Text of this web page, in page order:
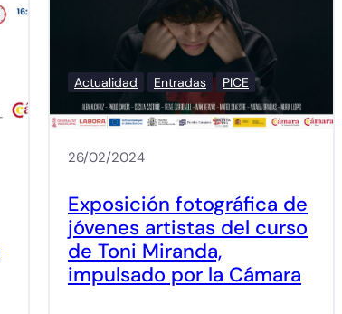
Actualidad Entradas PICE
26/02/2024
Exposición fotográfica de
jóvenes artistas del curso
de Toni Miranda,
impulsado por la Cámara